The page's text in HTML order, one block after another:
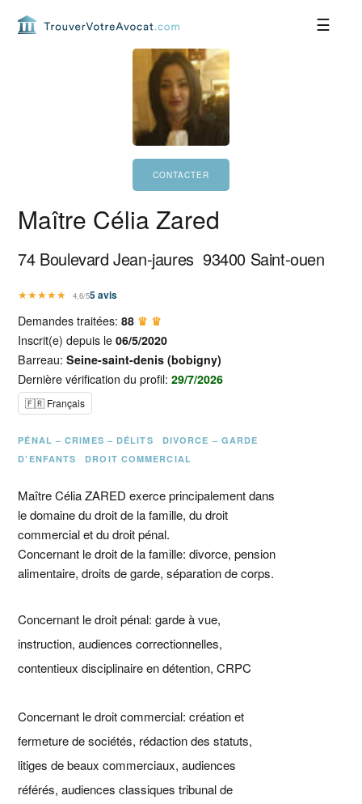
Maître Célia Zared
74 Boulevard Jean-jaures 93400 Saint-ouen
★★★★★ 4,6/55avis
Demandes traitées:88 ♛ ♛
Inscrit(e) depuis le06/5/2020
Barreau:Seine-saint-denis (bobigny)
Dernière vérification du profil:29/7/2026
🇫🇷 Français
PÉNAL – CRIMES – DÉLITS
DIVORCE – GARDE
D’ENFANTS
DROIT COMMERCIAL
Maître Célia ZARED exerce principalement dans
le domaine du droit de la famille, du droit
commercial et du droit pénal.
Concernant le droit de la famille: divorce, pension
alimentaire, droits de garde, séparation de corps.
Concernant le droit pénal: garde à vue,
instruction, audiences correctionnelles,
contentieux disciplinaire en détention, CRPC
Concernant le droit commercial: création et
fermeture de sociétés, rédaction des statuts,
litiges de beaux commerciaux, audiences
référés, audiences classiques tribunal de